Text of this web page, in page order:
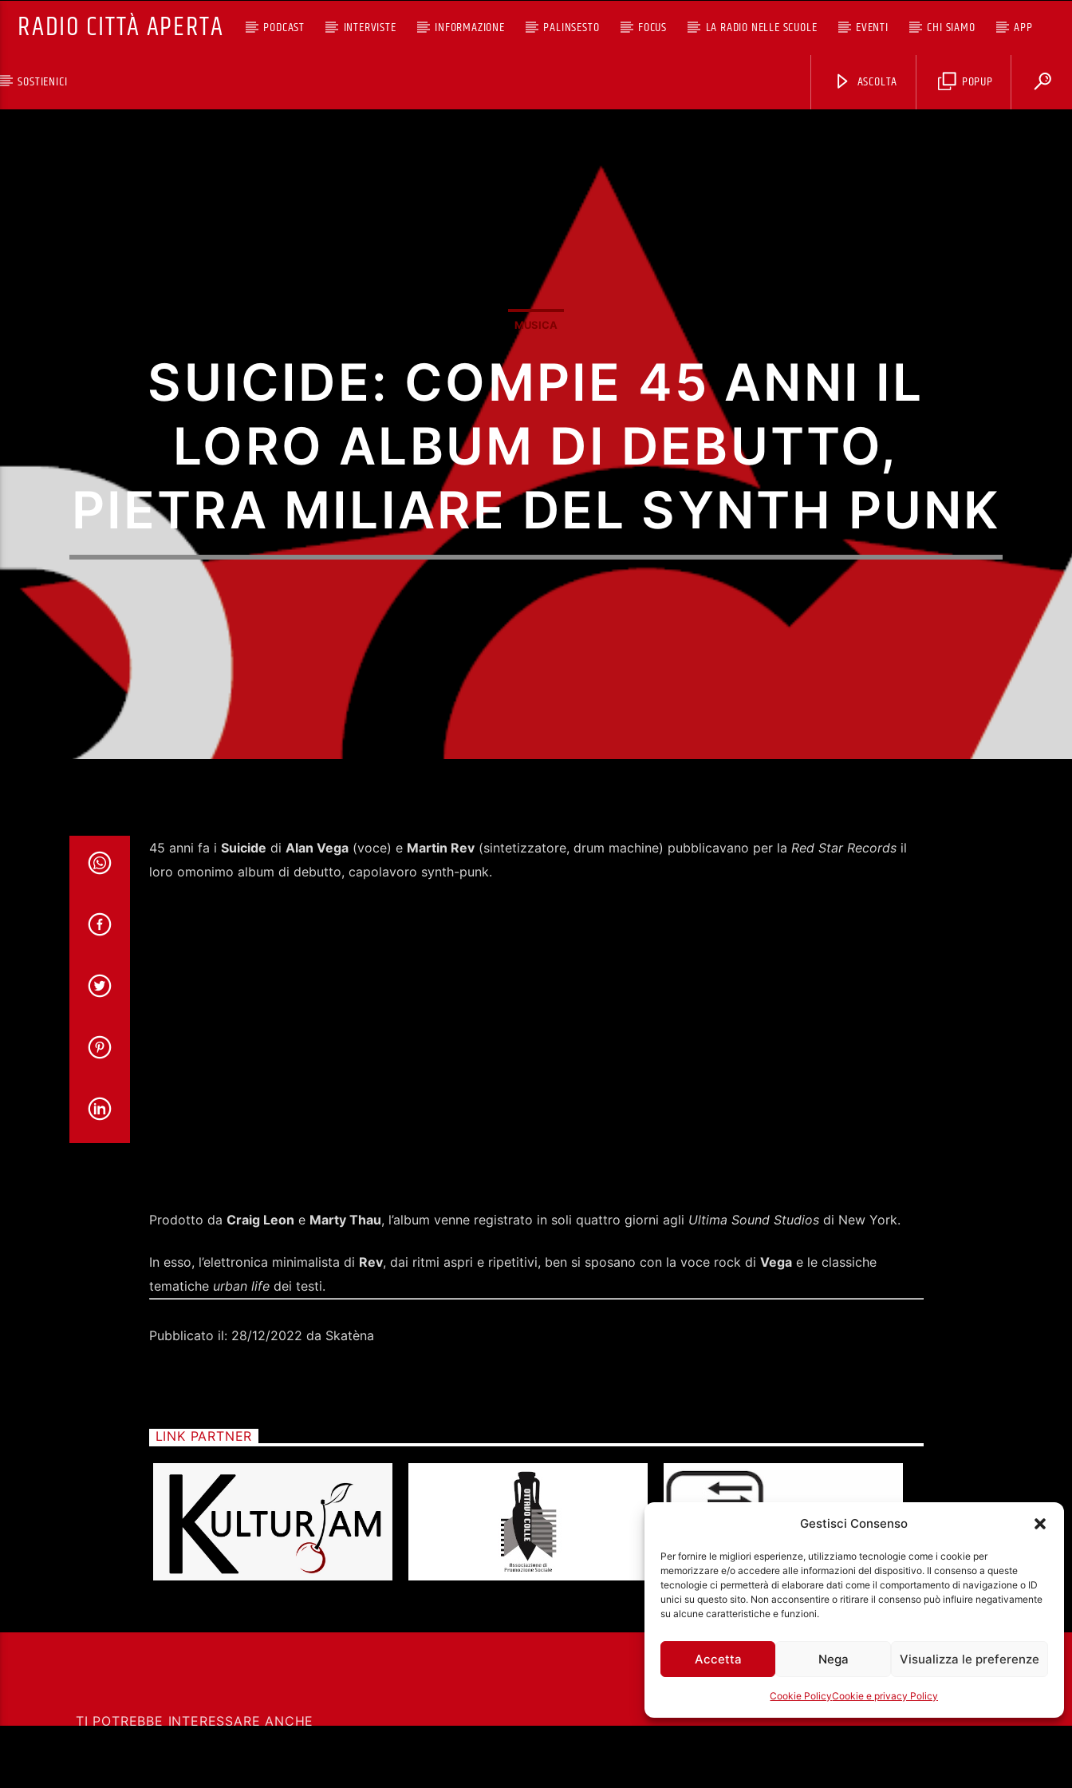
Gestisci Consenso
Per fornire le migliori esperienze, utilizziamo tecnologie come i cookie per
memorizzare e/o accedere alle informazioni del dispositivo. Il consenso a queste
tecnologie ci permetterà di elaborare dati come il comportamento di navigazione o ID
unici su questo sito. Non acconsentire o ritirare il consenso può influire negativamente
su alcune caratteristiche e funzioni.
Accetta Nega Visualizza le preferenze
Cookie PolicyCookie e privacy Policy
RADIO CITTÀ APERTA PODCAST INTERVISTE INFORMAZIONE PALINSESTO FOCUS LA RADIO NELLE SCUOLE EVENTI CHI SIAMO APP
SOSTIENICI POPUP
ASCOLTA
Ascoltaci dal pc
Sostieni Radio Città Aperta
MUSICA
SUICIDE: COMPIE 45 ANNI IL
LORO ALBUM DI DEBUTTO,
PIETRA MILIARE DEL SYNTH PUNK
45 anni fa i Suicide di Alan Vega(voce) e Martin Rev(sintetizzatore, drum machine) pubblicavano per la Red Star Recordsil
loro omonimo album di debutto, capolavoro synth-punk.
Prodotto da Craig Leon e Marty Thau, l’album venne registrato in soli quattro giorni agli Ultima Sound Studiosdi New York.
In esso, l’elettronica minimalista di Rev, dai ritmi aspri e ripetitivi, ben si sposano con la voce rock di Vegae le classiche
tematiche urban life dei testi.
Pubblicato il: 28/12/2022 da Skatèna
LINK PARTNER
TI POTREBBE INTERESSARE ANCHE